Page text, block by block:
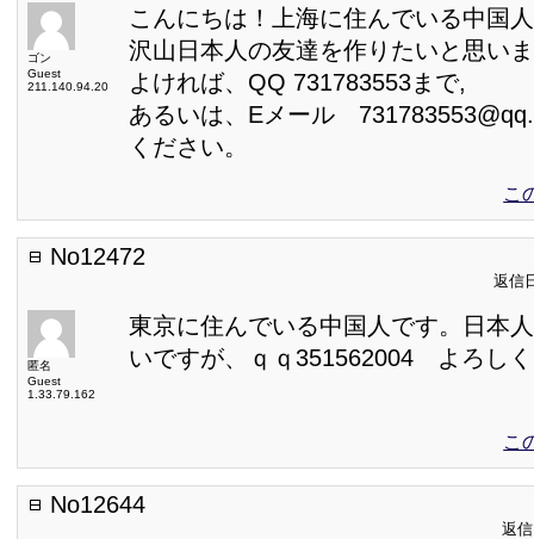
ゴン
Guest
211.140.94.20
こんにちは！上海に住んでいる中国
沢山日本人の友達を作りたいと思い
よければ、QQ 731783553まで,
あるいは、Eメール
ください。
こ
No12472
返信
匿名
Guest
1.33.79.162
東京に住んでいる中国人です。日本
いですが、ｑｑ351562004 よろし
こ
No12644
返